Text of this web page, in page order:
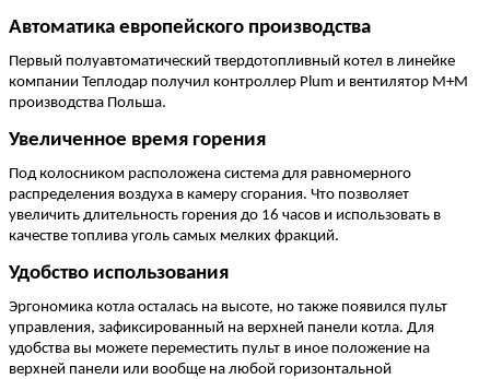
Автоматика европейского производства
Первый полуавтоматический твердотопливный котел в линейке
компании Теплодар получил контроллер Plum и вентилятор M+M
производства Польша.
Увеличенное время горения
Под колосником расположена система для равномерного
распределения воздуха в камеру сгорания. Что позволяет
увеличить длительность горения до 16 часов и использовать в
качестве топлива уголь самых мелких фракций.
Удобство использования
Эргономика котла осталась на высоте, но также появился пульт
управления, зафиксированный на верхней панели котла. Для
удобства вы можете переместить пульт в иное положение на
верхней панели или вообще на любой горизонтальной